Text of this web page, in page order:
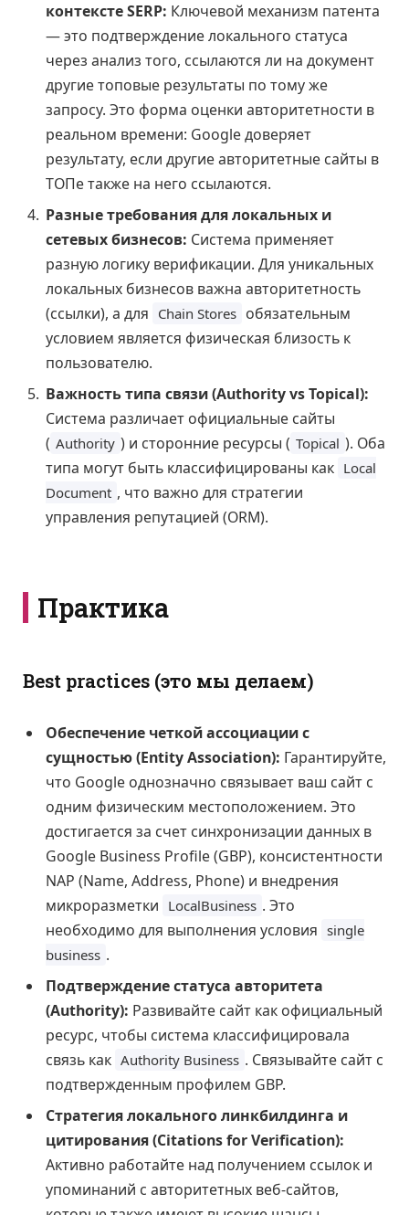
контексте SERP: Ключевой механизм патента
— это подтверждение локального статуса
через анализ того, ссылаются ли на документ
другие топовые результаты по тому же
запросу. Это форма оценки авторитетности в
реальном времени: Google доверяет
результату, если другие авторитетные сайты в
ТОПе также на него ссылаются.
Разные требования для локальных и
сетевых бизнесов: Система применяет
разную логику верификации. Для уникальных
локальных бизнесов важна авторитетность
(ссылки), а для Chain Stores обязательным
условием является физическая близость к
пользователю.
Важность типа связи (Authority vs Topical):
Система различает официальные сайты
( Authority ) и сторонние ресурсы ( Topical ). Оба
типа могут быть классифицированы как Local
Document , что важно для стратегии
управления репутацией (ORM).
Практика
Best practices (это мы делаем)
Обеспечение четкой ассоциации с
сущностью (Entity Association): Гарантируйте,
что Google однозначно связывает ваш сайт с
одним физическим местоположением. Это
достигается за счет синхронизации данных в
Google Business Profile (GBP), консистентности
NAP (Name, Address, Phone) и внедрения
микроразметки LocalBusiness . Это
необходимо для выполнения условия single
business .
Подтверждение статуса авторитета
(Authority): Развивайте сайт как официальный
ресурс, чтобы система классифицировала
связь как Authority Business . Связывайте сайт с
подтвержденным профилем GBP.
Стратегия локального линкбилдинга и
цитирования (Citations for Verification):
Активно работайте над получением ссылок и
упоминаний с авторитетных веб-сайтов,